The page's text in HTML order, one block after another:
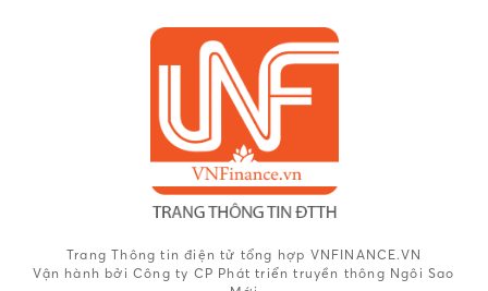
Trang Thông tin điện tử tổng hợp VNFINANCE.VN
Vận hành bởi Công ty CP Phát triển truyền thông Ngôi Sao